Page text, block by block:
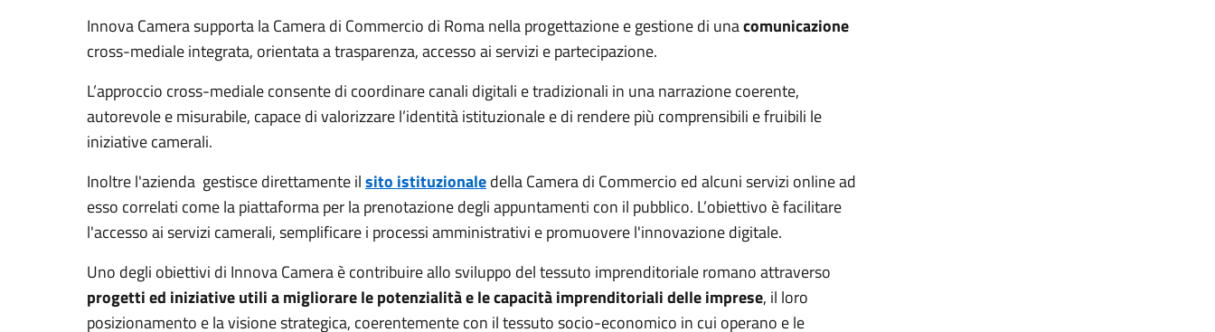
Innova Camera supporta la Camera di Commercio di Roma nella progettazione e gestione di unacomunicazione
cross-mediale integrata, orientata a trasparenza, accesso ai servizi e partecipazione.
L’approccio cross-mediale consente di coordinare canali digitali e tradizionali in una narrazione coerente,
autorevole e misurabile, capace di valorizzare l’identità istituzionale e di rendere più comprensibili e fruibili le
iniziative camerali.
Inoltre l'azienda gestisce direttamente ilsito istituzionaledella Camera di Commercio ed alcuni servizi online ad
esso correlati come la piattaforma per la prenotazione degli appuntamenti con il pubblico. L’obiettivo è facilitare
l'accesso ai servizi camerali, semplificare i processi amministrativi e promuovere l'innovazione digitale.
Uno degli obiettivi di Innova Camera è contribuire allo sviluppo del tessuto imprenditoriale romano attraverso
progetti ed iniziative utili a migliorare le potenzialità e le capacità imprenditoriali delle imprese, il loro
posizionamento e la visione strategica, coerentemente con il tessuto socio-economico in cui operano e le